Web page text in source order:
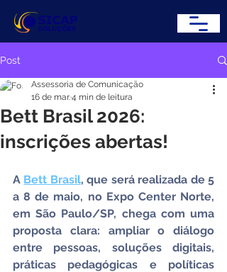
Post
Bett Brasil 2026:
inscrições abertas!
Assessoria de Comunicação
16 de mar.4 min de leitura
A Bett Brasil, que será realizada de 5
a 8 de maio, no Expo Center Norte,
em São Paulo/SP, chega com uma
proposta clara: ampliar o diálogo
entre pessoas, soluções digitais,
práticas pedagógicas e políticas